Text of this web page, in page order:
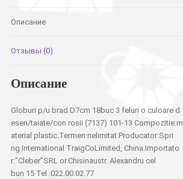
однотонные
рис./
красные3
Описание
Отзывы (0)
Описание
Globuri p/u brad D7cm 18buc 3 feluri o culoare d
esen/taiate/con rosii (7137) 101-13 Compozitie:m
aterial plastic.Termen:nelimitat Producator:Spri
ng International TraigCoLimited, China.Importato
r:”Cleber”SRL or.Chisinaustr. Alexandru cel
bun 15 Tel.:022.00.02.77